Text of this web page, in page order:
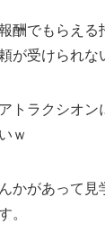
酬でもらえ
が受けられな
トラクシオン
ｗ
かがあって見
。